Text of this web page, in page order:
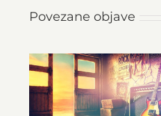
Povezane objave